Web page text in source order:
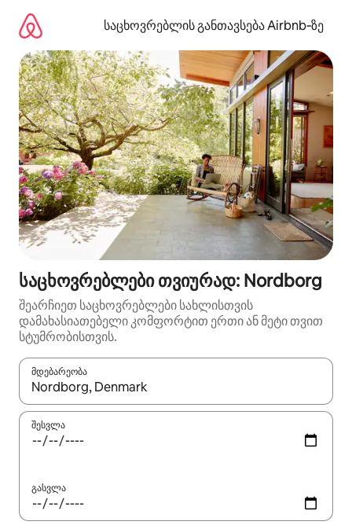
გადასვლა
საცხოვრებლის განთავსება Airbnb‑ზე
საცხოვრებლები თვიურად: Nordborg
შეარჩიეთ საცხოვრებლები სახლისთვის
დამახასიათებელი კომფორტით ერთი ან მეტი თვით
სტუმრობისთვის.
მდებარეობა
როცა შედეგები ხელმისაწვდომი გახდება, ნავიგაციისთვის
შესვლა
გასვლა